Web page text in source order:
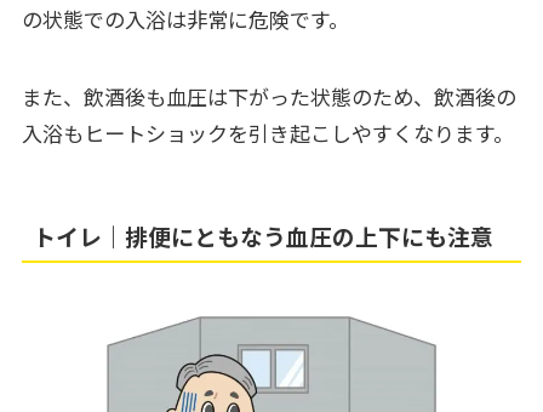
の状態での入浴は非常に危険です。
また、飲酒後も血圧は下がった状態のため、飲酒後の
入浴もヒートショックを引き起こしやすくなります。
トイレ｜排便にともなう血圧の上下にも注意